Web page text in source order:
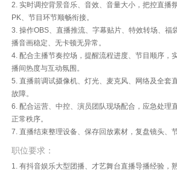
2. 实时调控背景音乐、音效、音量大小，把控直播
PK、节目环节顺畅衔接。
3. 操作OBS、直播推流、字幕贴片、特效转场、福
播音画稳定、无卡顿无异常。
4. 配合主播节奏控场，提醒流程进度、节目顺序，
播间热度与互动氛围。
5. 直播前调试摄像机、灯光、麦克风、网络及全套
故障。
6. 配合运营、中控、演员团队现场配合，应急处理
正常秩序。
7. 直播结束整理设备、保存回放素材，复盘镜头、
职位要求：
1. 有抖音娱乐大型团播、才艺舞台直播导播经验，